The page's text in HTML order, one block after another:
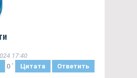
17:40
0 ` Цитата Ответить